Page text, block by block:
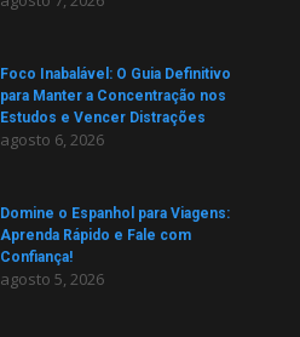
Foco Inabalável: O Guia Definitivo
para Manter a Concentração nos
Estudos e Vencer Distrações
agosto 6, 2026
Domine o Espanhol para Viagens:
Aprenda Rápido e Fale com
Confiança!
agosto 5, 2026